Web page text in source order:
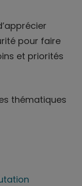
pour faire
et priorités
thématiques